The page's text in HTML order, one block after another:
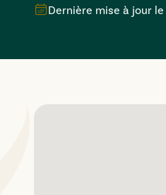
Dernière mise à jour le